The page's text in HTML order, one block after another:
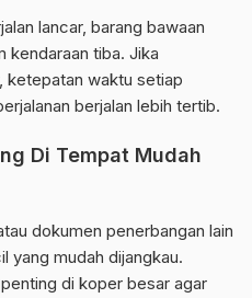
lancar, barang bawaan
kendaraan tiba. Jika
ketepatan waktu setiap
berjalan lebih tertib.
Di Tempat Mudah
dokumen penerbangan lain
yang mudah dijangkau.
di koper besar agar